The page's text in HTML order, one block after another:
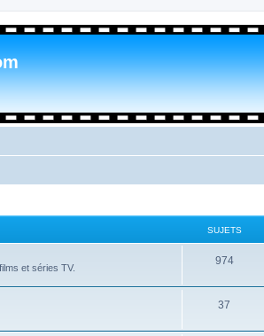
SUJETS
et séries TV.
974
37